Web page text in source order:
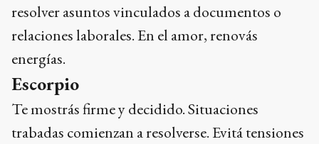
resolver asuntos vinculados a documentos o
relaciones laborales. En el amor, renovás
energías.
Escorpio
Te mostrás firme y decidido. Situaciones
trabadas comienzan a resolverse. Evitá tensiones